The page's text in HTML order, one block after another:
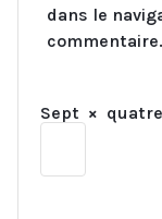
dans le
commentaire.
Sept × quatre